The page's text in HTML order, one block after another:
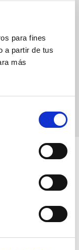
para fines
a partir de tus
más